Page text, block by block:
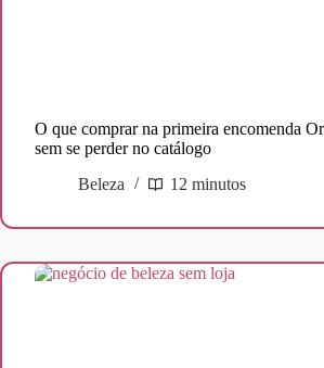
O que comprar na primeira encomenda
sem se perder no catálogo
Beleza
12 minutos